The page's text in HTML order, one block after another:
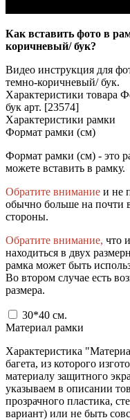
Как вставить фото в
коричневый/ бук?
Видео инструкция для
темно-коричневый/ бук.
Характеристики товара
бук арт. [23574]
Характеристики рамки
Формат рамки (см)
Формат рамки (см) - это
можете вставить в рамку.
Обратите внимание и не
обычно больше на почти
стороны.
Обратите внимание, что
находиться в двух
рамка может быть
Во втором случае есть
размера.
30*40 см.
Материал рамки
Характеристика
багета, из которого
материалу защитного
указываем в описании
прозрачного пластика,
вариант) или не быть